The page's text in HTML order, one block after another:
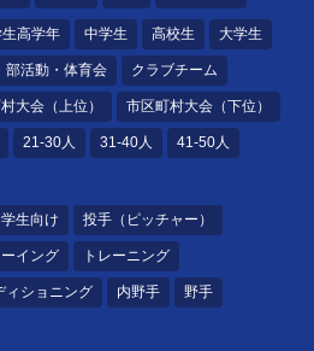
高学年 中学生 高校生 大学生
部活動・体育会 クラブチーム
大会（上位） 市区町村大会（下位）
21-30人 31-40人 41-50人
生向け 投手（ピッチャー）
イング トレーニング
ィショニング 内野手 野手